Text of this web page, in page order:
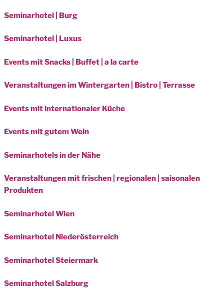
Seminarhotel | Burg
Seminarhotel | Luxus
Events mit Snacks | Buffet | a la carte
Veranstaltungen im Wintergarten | Bistro | Terrasse
Events mit internationaler Küche
Events mit gutem Wein
Seminarhotels in der Nähe
Veranstaltungen mit frischen | regionalen | saisonalen
Produkten
Seminarhotel Wien
Seminarhotel Niederösterreich
Seminarhotel Steiermark
Seminarhotel Salzburg